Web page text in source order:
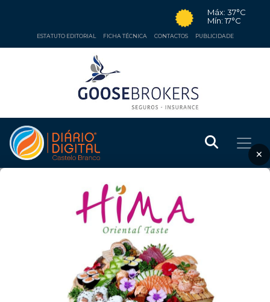
Máx: 37°C
Mín: 17°C
ESTATUTO EDITORIAL FICHA TÉCNICA CONTACTOS PUBLICIDADE
×